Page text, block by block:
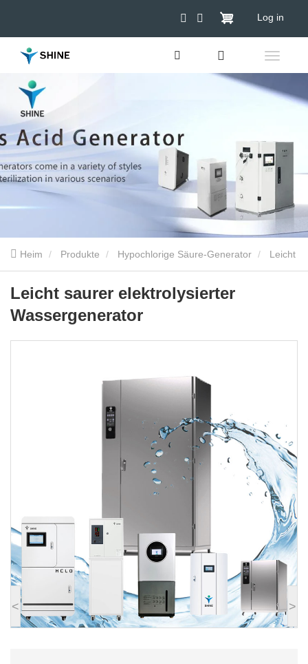
Log in
Heim Produkte Hypochlorige Säure-Generator
saurer elektrolysierter Wassergenerator
< >
Leicht saurer elektrolysierter
Wassergenerator